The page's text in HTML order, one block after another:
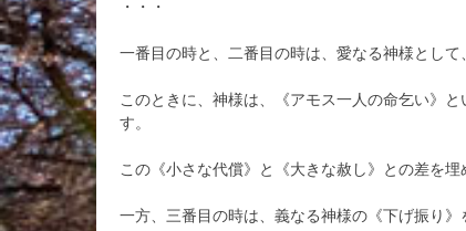
・・・
一番目の時と、二番目の時は、愛なる神様として
このときに、神様は、《アモス一人の命乞い》
す。
この《小さな代償》と《大きな赦し》との差を埋
一方、三番目の時は、義なる神様の《下げ振り